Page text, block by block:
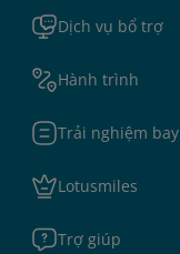
Dịch vụ bổ trợ
Hành trình
Trải nghiệm bay
Lotusmiles
Trợ giúp